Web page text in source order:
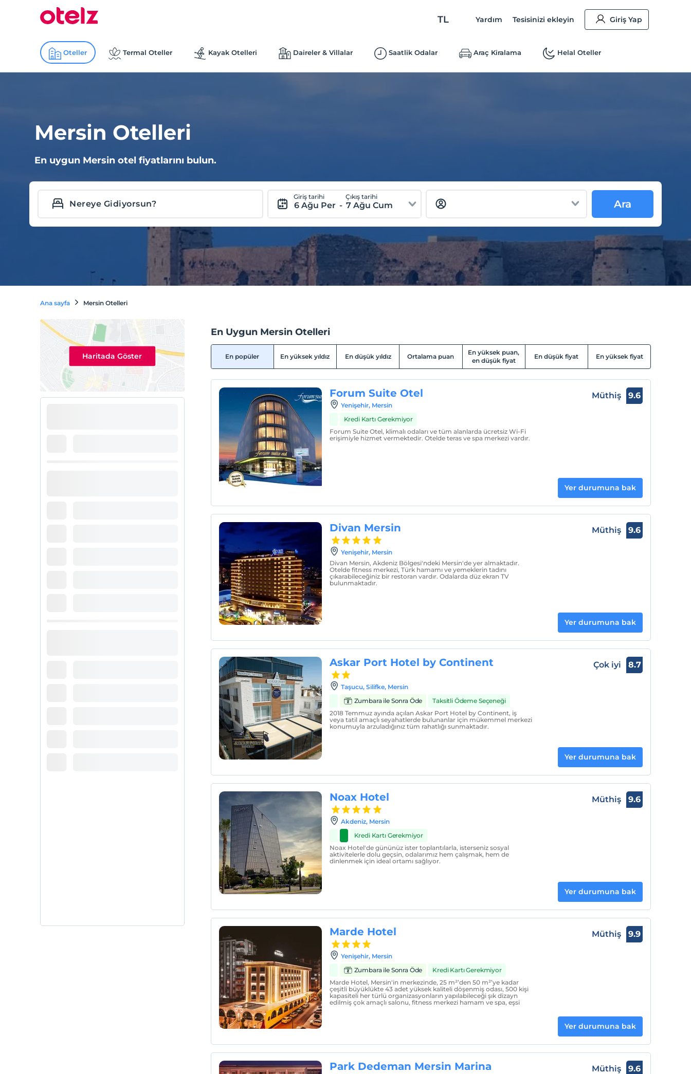
TL Yardım Tesisinizi ekleyin Giriş Yap
Oteller Termal Oteller Kayak Otelleri Daireler & Villalar Saatlik Odalar Araç Kiralama Helal Oteller
Mersin Otelleri
En uygun Mersin otel fiyatlarını bulun.
Giriş tarihi
6 Ağu Per -
Çıkış tarihi
7 Ağu Cum Ara
Ana sayfa Mersin Otelleri
Haritada Göster
En Uygun Mersin Otelleri
En popüler En yüksek yıldız En düşük yıldız Ortalama puan
En yüksek puan,
en düşük fiyat
En düşük fiyat En yüksek fiyat
Forum Suite Otel
Yenişehir, Mersin
Kredi Kartı Gerekmiyor
Forum Suite Otel, klimalı odaları ve tüm alanlarda ücretsiz Wi-Fi
erişimiyle hizmet vermektedir. Otelde teras ve spa merkezi vardır.
Müthiş 9.6
Yer durumuna bak
Divan Mersin
Yenişehir, Mersin
Divan Mersin, Akdeniz Bölgesi'ndeki Mersin'de yer almaktadır.
Otelde fitness merkezi, Türk hamamı ve yemeklerin tadını
çıkarabileceğiniz bir restoran vardır. Odalarda düz ekran TV
bulunmaktadır.
Müthiş 9.6
Yer durumuna bak
Askar Port Hotel by Continent
Taşucu, Silifke, Mersin
Zumbara ile Sonra Öde
Taksitli Ödeme Seçeneği
2018 Temmuz ayında açılan Askar Port Hotel by Continent, iş
veya tatil amaçlı seyahatlerde bulunanlar için mükemmel merkezi
konumuyla arzuladığınız tüm rahatlığı sunmaktadır.
Çok iyi 8.7
Yer durumuna bak
Noax Hotel
Akdeniz, Mersin
Kredi Kartı Gerekmiyor
Noax Hotel'de gününüz ister toplantılarla, isterseniz sosyal
aktivitelerle dolu geçsin, odalarımız hem çalışmak, hem de
dinlenmek için ideal ortamı sağlıyor.
Müthiş 9.6
Yer durumuna bak
Marde Hotel
Yenişehir, Mersin
Zumbara ile Sonra Öde
Kredi Kartı Gerekmiyor
Marde Hotel, Mersin'in merkezinde, 25 m²’den 50 m²’ye kadar
çeşitli büyüklükte 43 adet yüksek kaliteli döşenmiş odası, 500 kişi
kapasiteli her türlü organizasyonların yapılabileceği şık dizayn
edilmiş çok amaçlı salonu, fitness merkezi hamam ve spa, eşsi
Müthiş 9.9
Yer durumuna bak
Park Dedeman Mersin Marina Müthiş 9.6